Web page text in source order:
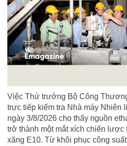
Việc Thứ trưởng Bộ Công
trực tiếp kiểm tra Nhà máy Nhiên
ngày 3/8/2026 cho thấy nguồn
trở thành một mắt xích chiến lược
xăng E10. Từ khôi phục công